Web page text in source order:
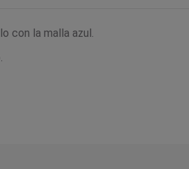
con la malla azul.